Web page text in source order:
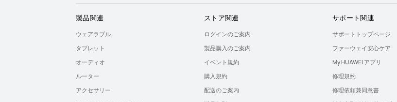
製品関連
ウェアラブル
タブレット
オーディオ
ルーター
アクセサリー
ストア関連
ログインのご案内
製品購入のご案内
イベント規約
購入規約
配送のご案内
サポート関連
サポートトップページ
ファーウェイ安心ケア
My HUAWEI アプリ
修理規約
修理依頼兼同意書